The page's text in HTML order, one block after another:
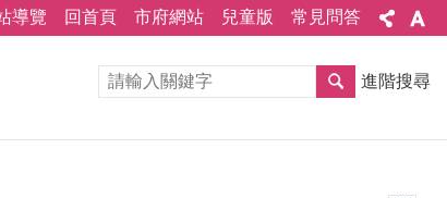
導覽 回首頁 市府網站 兒童版 常見問答
進階搜尋